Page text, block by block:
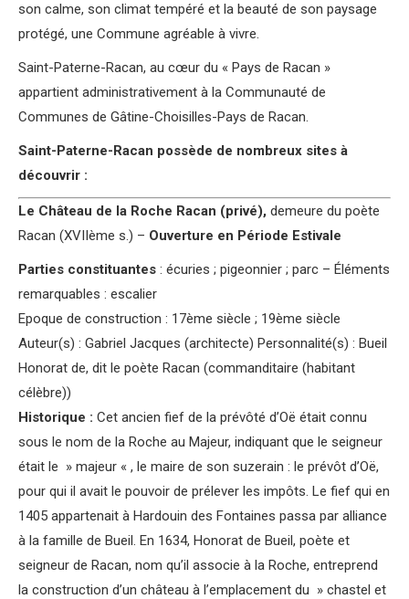
son calme, son climat tempéré et la beauté de son paysage
protégé, une Commune agréable à vivre.
Saint-Paterne-Racan, au cœur du « Pays de Racan »
appartient administrativement à la Communauté de
Communes de Gâtine-Choisilles-Pays de Racan.
Saint-Paterne-Racan possède de nombreux sites à
découvrir :
Le Château de la Roche Racan (privé), demeure du poète
Racan (XVIIème s.) – Ouverture en Période Estivale
Parties constituantes : écuries ; pigeonnier ; parc – Éléments
remarquables : escalier
Epoque de construction : 17ème siècle ; 19ème siècle
Auteur(s) : Gabriel Jacques (architecte) Personnalité(s) : Bueil
Honorat de, dit le poète Racan (commanditaire (habitant
célèbre))
Historique : Cet ancien fief de la prévôté d’Oë était connu
sous le nom de la Roche au Majeur, indiquant que le seigneur
était le » majeur « , le maire de son suzerain : le prévôt d’Oë,
pour qui il avait le pouvoir de prélever les impôts. Le fief qui en
1405 appartenait à Hardouin des Fontaines passa par alliance
à la famille de Bueil. En 1634, Honorat de Bueil, poète et
seigneur de Racan, nom qu’il associe à la Roche, entreprend
la construction d’un château à l’emplacement du » chastel et